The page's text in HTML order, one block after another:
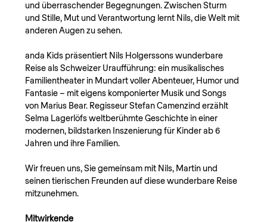
und überraschender Begegnungen. Zwischen Sturm
und Stille, Mut und Verantwortung lernt Nils, die Welt mit
anderen Augen zu sehen.
anda Kids präsentiert Nils Holgerssons wunderbare
Reise als Schweizer Uraufführung: ein musikalisches
Familientheater in Mundart voller Abenteuer, Humor und
Fantasie – mit eigens komponierter Musik und Songs
von Marius Bear. Regisseur Stefan Camenzind erzählt
Selma Lagerlöfs weltberühmte Geschichte in einer
modernen, bildstarken Inszenierung für Kinder ab 6
Jahren und ihre Familien.
Wir freuen uns, Sie gemeinsam mit Nils, Martin und
seinen tierischen Freunden auf diese wunderbare Reise
mitzunehmen.
Mitwirkende